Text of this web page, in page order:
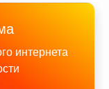
интернета